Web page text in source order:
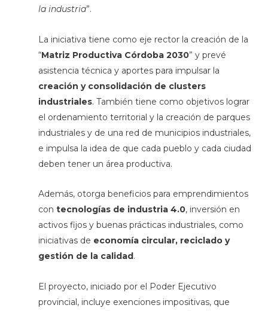
la industria”.
La iniciativa tiene como eje rector la creación de la
“Matriz Productiva Córdoba 2030” y prevé
asistencia técnica y aportes para impulsar la
creación y consolidación de clusters
industriales. También tiene como objetivos lograr
el ordenamiento territorial y la creación de parques
industriales y de una red de municipios industriales,
e impulsa la idea de que cada pueblo y cada ciudad
deben tener un área productiva.
Además, otorga beneficios para emprendimientos
con tecnologías de industria 4.0, inversión en
activos fijos y buenas prácticas industriales, como
iniciativas de economía circular, reciclado y
gestión de la calidad .
El proyecto, iniciado por el Poder Ejecutivo
provincial, incluye exenciones impositivas, que